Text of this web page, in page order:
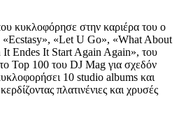
κυκλοφόρησε στην καριέρα του ο
«Let U Go», «What About
Endes It Start Again Again», του
Top 100 του DJ Mag για σχεδόν
10 studio albums και
πλατινένιες και χρυσές